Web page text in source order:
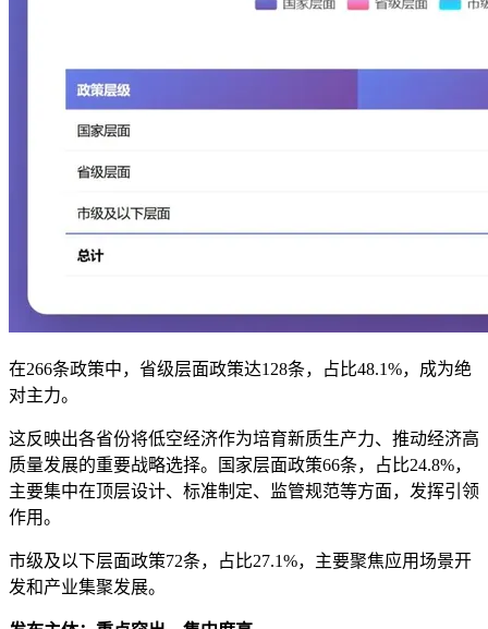
在266条政策中，省级层面政策达128条，占比48.1%，成为绝
对主力。
这反映出各省份将低空经济作为培育新质生产力、推动经济高
质量发展的重要战略选择。国家层面政策66条，占比24.8%，
主要集中在顶层设计、标准制定、监管规范等方面，发挥引领
作用。
市级及以下层面政策72条，占比27.1%，主要聚焦应用场景开
发和产业集聚发展。